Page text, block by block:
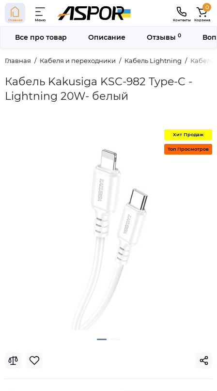
Главная Меню Контакты
0
Корзина
Главная Кабеля и переходники Кабель Lightning Кабель
Кабель Kakusiga KSC-982 Type-C -
Lightning 20W- белый
Все про товар Описание Отзывы 0
Хит Продаж
Топ Просмотров